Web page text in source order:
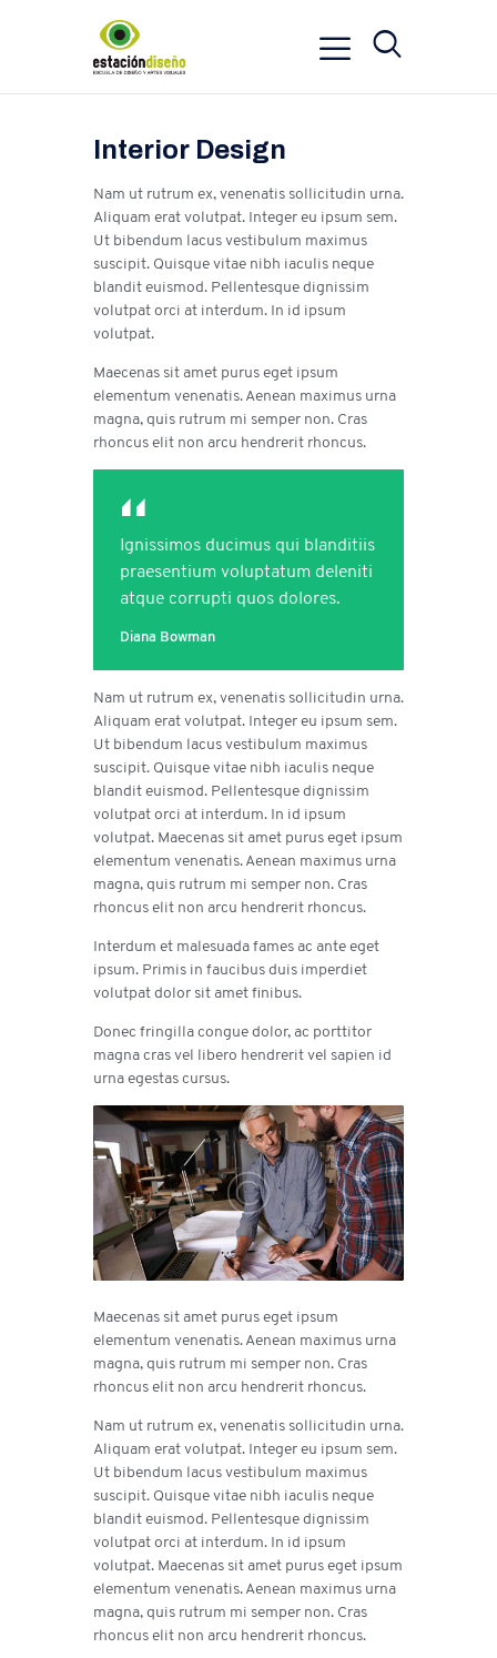
Interior Design
Nam ut rutrum ex, venenatis sollicitudin urna.
Aliquam erat volutpat. Integer eu ipsum sem.
Ut bibendum lacus vestibulum maximus
suscipit. Quisque vitae nibh iaculis neque
blandit euismod. Pellentesque dignissim
volutpat orci at interdum. In id ipsum
volutpat.
Maecenas sit amet purus eget ipsum
elementum venenatis. Aenean maximus urna
magna, quis rutrum mi semper non. Cras
rhoncus elit non arcu hendrerit rhoncus.
Ignissimos ducimus qui blanditiis
praesentium voluptatum deleniti
atque corrupti quos dolores.
Diana Bowman
Nam ut rutrum ex, venenatis sollicitudin urna.
Aliquam erat volutpat. Integer eu ipsum sem.
Ut bibendum lacus vestibulum maximus
suscipit. Quisque vitae nibh iaculis neque
blandit euismod. Pellentesque dignissim
volutpat orci at interdum. In id ipsum
volutpat. Maecenas sit amet purus eget ipsum
elementum venenatis. Aenean maximus urna
magna, quis rutrum mi semper non. Cras
rhoncus elit non arcu hendrerit rhoncus.
Interdum et malesuada fames ac ante eget
ipsum. Primis in faucibus duis imperdiet
volutpat dolor sit amet finibus.
Donec fringilla congue dolor, ac porttitor
magna cras vel libero hendrerit vel sapien id
urna egestas cursus.
Maecenas sit amet purus eget ipsum
elementum venenatis. Aenean maximus urna
magna, quis rutrum mi semper non. Cras
rhoncus elit non arcu hendrerit rhoncus.
Nam ut rutrum ex, venenatis sollicitudin urna.
Aliquam erat volutpat. Integer eu ipsum sem.
Ut bibendum lacus vestibulum maximus
suscipit. Quisque vitae nibh iaculis neque
blandit euismod. Pellentesque dignissim
volutpat orci at interdum. In id ipsum
volutpat. Maecenas sit amet purus eget ipsum
elementum venenatis. Aenean maximus urna
magna, quis rutrum mi semper non. Cras
rhoncus elit non arcu hendrerit rhoncus.